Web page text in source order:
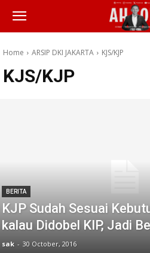
Home ARSIP DKI JAKARTA KJS/KJP
KJS/KJP
BERITA
KJP Sudah Sesuai
kalau Didobel KIP, Jadi
sak - 30 October, 2016